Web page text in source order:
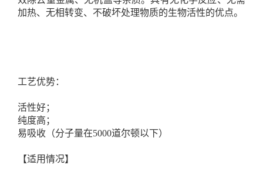
加热、无相转变、不破坏处理物质的生物活性的优点。
工艺优势：
活性好；
纯度高；
易吸收（分子量在5000道尔顿以下）
【适用情况】